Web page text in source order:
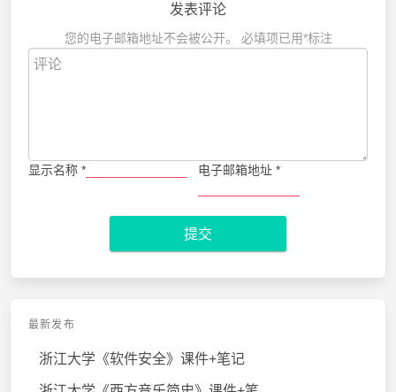
发表评论
您的电子邮箱地址不会被公开。 必填项已用*标注
显示名称 * 电子邮箱地址 *
提交
最新发布
浙江大学《软件安全》课件+笔记